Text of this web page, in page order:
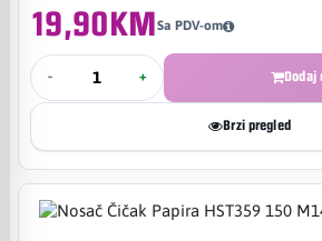
19,90KMSa PDV-om
- + Dodaj
Brzi pregled